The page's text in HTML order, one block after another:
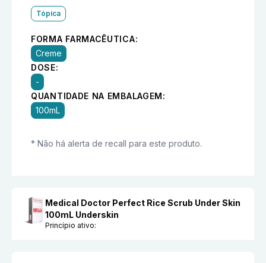
Tópica
FORMA FARMACÊUTICA:
Creme
DOSE:
-
QUANTIDADE NA EMBALAGEM:
100mL
* Não há alerta de recall para este produto.
Medical Doctor Perfect Rice Scrub Under Skin
100mL Underskin
Princípio ativo: